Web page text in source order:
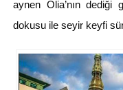
aynen Olia’nın
dokusu ile seyir keyfi